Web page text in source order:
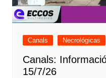
Canals Necrológicas
Canals:
15/7/26